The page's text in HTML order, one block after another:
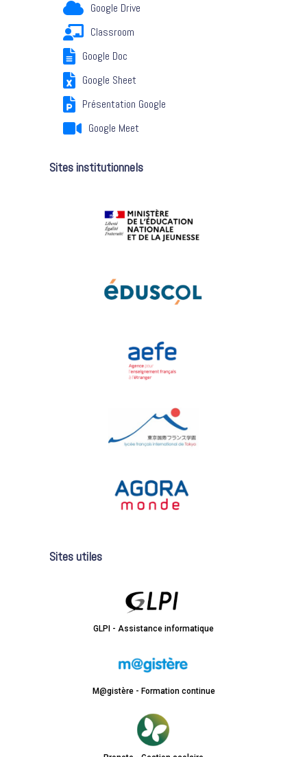
Google Drive
Classroom
Google Doc
Google Sheet
Présentation Google
Google Meet
Sites institutionnels
Sites utiles
GLPI - Assistance informatique
M@gistère - Formation continue